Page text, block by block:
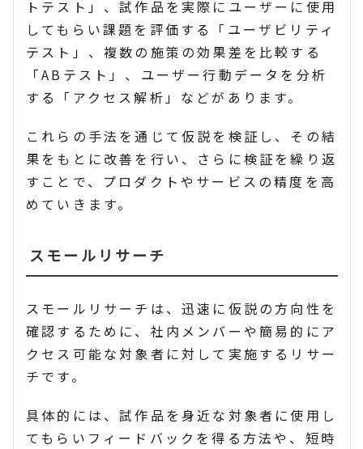
トテスト」、試作品を実際にユーザーに使用
してもらい課題を評価する「ユーザビリティ
テスト」、複数の施策の効果差を比較する
「ABテスト」、ユーザー行動データを分析
する「アクセス解析」などがあります。
これらの手法を通じて仮説を検証し、その結
果をもとに改善を行い、さらに検証を繰り返
すことで、プロダクトやサービスの精度を高
めていきます。
スモールリサーチ
スモールリサーチは、迅速に仮説の方向性を
確認するために、社内メンバーや簡易的にア
クセス可能な対象者に対して実施するリサー
チです。
具体的には、試作品を身近な対象者に使用し
てもらいフィードバックを得る方法や、短時